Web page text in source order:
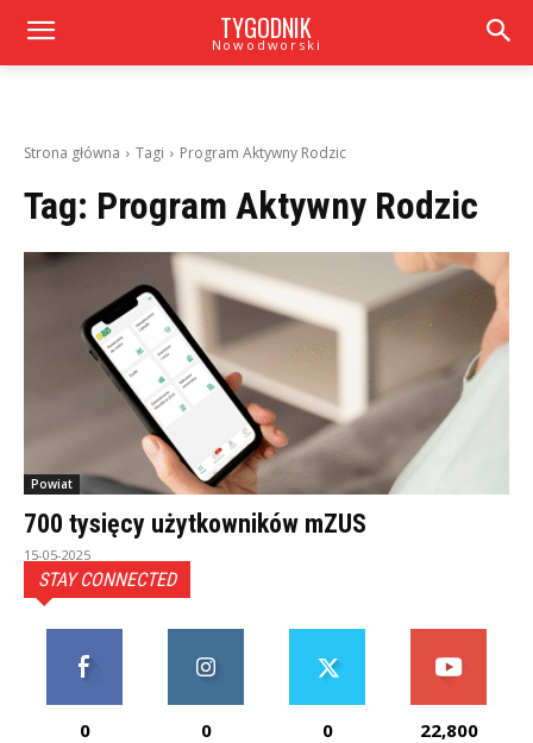
TYGODNIK
Nowodworski
Strona główna Tagi Program Aktywny Rodzic
Tag: Program Aktywny Rodzic
Powiat
700 tysięcy użytkowników mZUS
15-05-2025
STAY CONNECTED
0 0 0 22,800